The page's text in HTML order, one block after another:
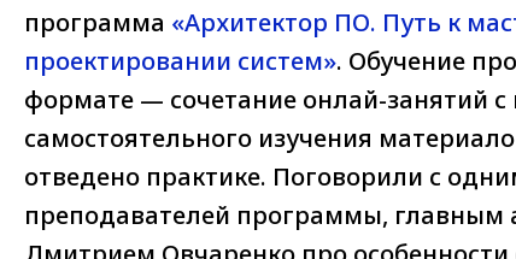
программа «Архитектор ПО. Путь к
проектировании систем». Обучение
формате — сочетание онлай-занятий
самостоятельного изучения
отведено практике. Поговорили с
преподавателей программы, главным